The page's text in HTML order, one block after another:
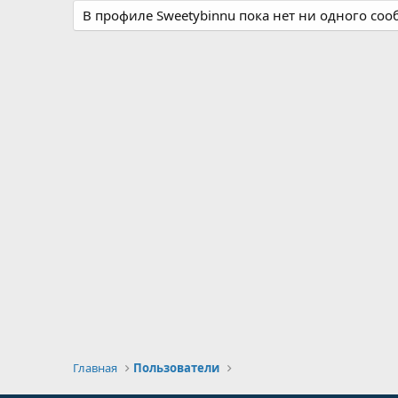
В профиле Sweetybinnu пока нет ни одного
Главная Пользователи